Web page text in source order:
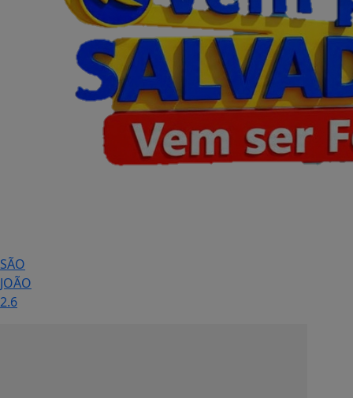
SÃO
JOÃO
2.6